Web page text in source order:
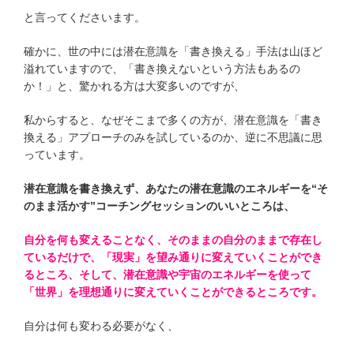
個人情報保護方針
特定商取引法に基づく表示
と言ってくださいます。
確かに、世の中には潜在意識を「書き換える」手法は山ほど
溢れていますので、「書き換えないという方法もあるの
か！」と、驚かれる方は大変多いのですが、
私からすると、なぜそこまで多くの方が、潜在意識を「書き
換える」アプローチのみを試しているのか、逆に不思議に思
っています。
潜在意識を書き換えず、あなたの潜在意識のエネルギーを“そ
のまま活かす”コーチングセッションのいいところは、
自分を何も変えることなく、そのままの自分のままで存在し
ているだけで、「現実」を望み通りに変えていくことができ
るところ、そして、潜在意識や宇宙のエネルギーを使って
「世界」を理想通りに変えていくことができるところです。
自分は何も変わる必要がなく、